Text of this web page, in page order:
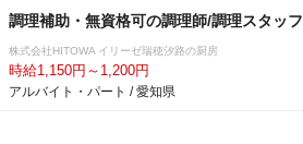
調理補助・無資格可の調理師/調理スタッフ
株式会社HITOWA イリーゼ瑞穂汐路の厨房
時給1,150円～1,200円
アルバイト・パート / 愛知県